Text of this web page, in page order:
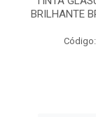
BRILHANTE